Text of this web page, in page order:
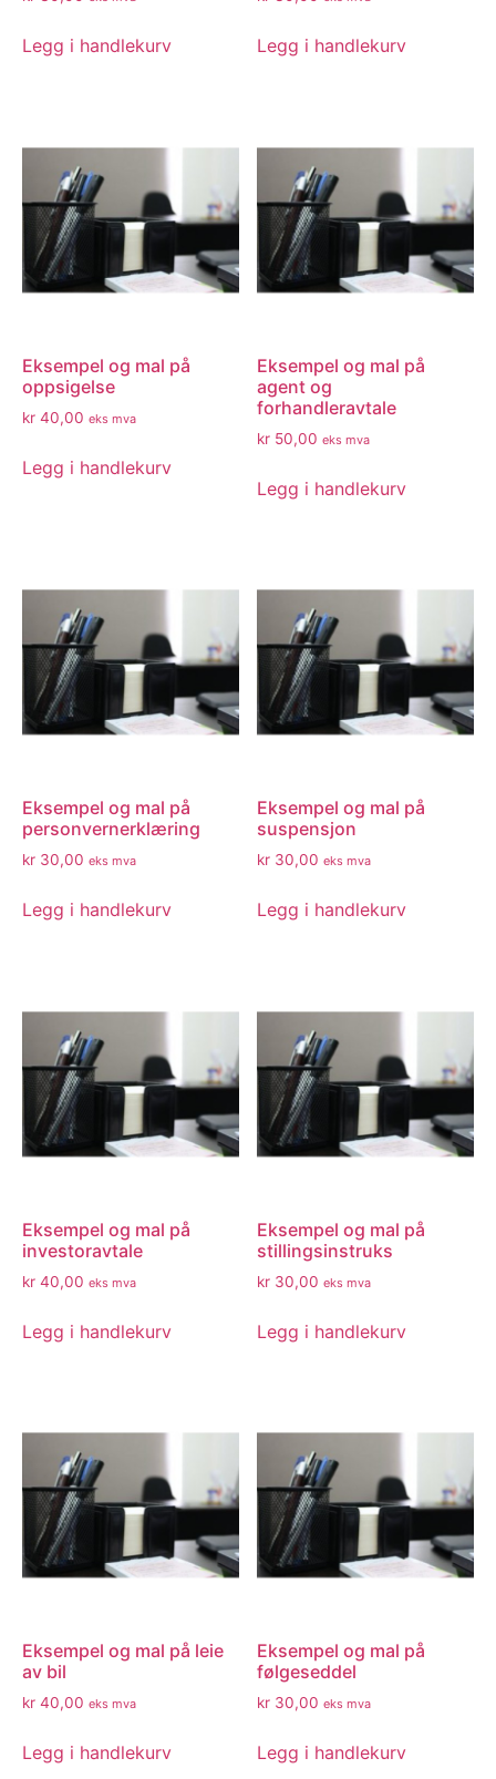
Legg i handlekurv Legg i handlekurv
Eksempel og mal på
oppsigelse
kr 40,00 eks mva
Legg i handlekurv
Eksempel og mal på
agent og
forhandleravtale
kr 50,00 eks mva
Legg i handlekurv
Eksempel og mal på
personvernerklæring
kr 30,00 eks mva
Legg i handlekurv
Eksempel og mal på
suspensjon
kr 30,00 eks mva
Legg i handlekurv
Eksempel og mal på
investoravtale
kr 40,00 eks mva
Legg i handlekurv
Eksempel og mal på
stillingsinstruks
kr 30,00 eks mva
Legg i handlekurv
Eksempel og mal på leie
av bil
kr 40,00 eks mva
Legg i handlekurv
Eksempel og mal på
følgeseddel
kr 30,00 eks mva
Legg i handlekurv